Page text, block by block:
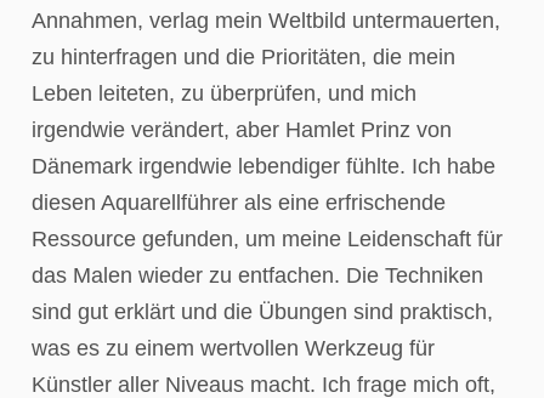
Annahmen, verlag mein Weltbild untermauerten,
zu hinterfragen und die Prioritäten, die mein
Leben leiteten, zu überprüfen, und mich
irgendwie verändert, aber Hamlet Prinz von
Dänemark irgendwie lebendiger fühlte. Ich habe
diesen Aquarellführer als eine erfrischende
Ressource gefunden, um meine Leidenschaft für
das Malen wieder zu entfachen. Die Techniken
sind gut erklärt und die Übungen sind praktisch,
was es zu einem wertvollen Werkzeug für
Künstler aller Niveaus macht. Ich frage mich oft,